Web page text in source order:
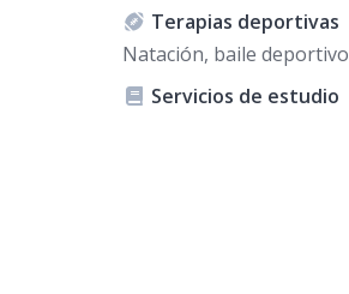
Terapias deportivas
Natación, baile deportivo
Servicios de estudio